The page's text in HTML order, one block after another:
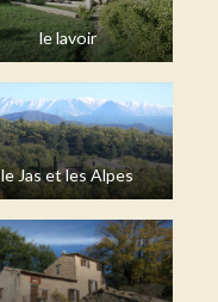
le lavoir
le Jas et les Alpes